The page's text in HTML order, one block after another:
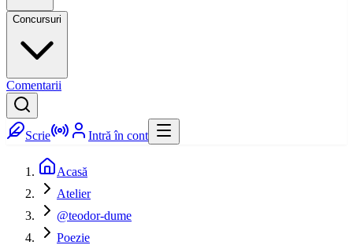
Concursuri
Comentarii
Scrie Intră în cont
Acasă
Atelier
@teodor-dume
Poezie